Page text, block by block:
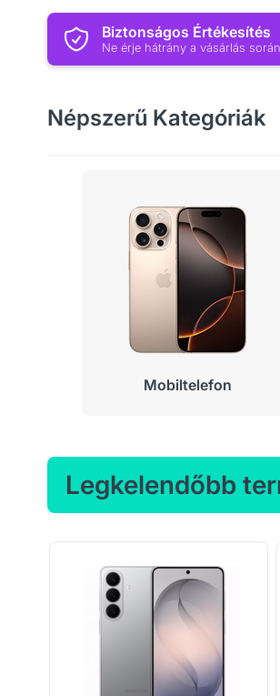
Biztonságos Értékesítés
Ne érje hátrány a vásárlás
Népszerű Kategóriák
Mobiltelefon
Legkelendőbb